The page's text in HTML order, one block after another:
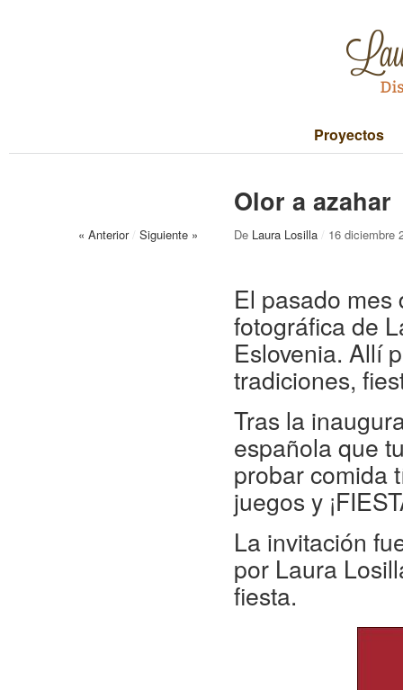
Proyectos
Olor a azahar
« Anterior / Siguiente » De Laura Losilla / 16 diciembre
El pasado
fotográfica de
Eslovenia. Allí
tradiciones,
Tras la
española que
probar comida
juegos y
La invitación
por Laura
fiesta.